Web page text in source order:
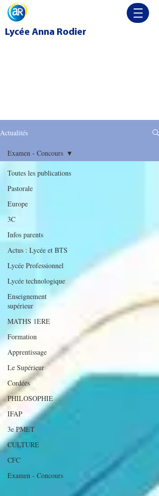
Lycée Anna Rodier
Actualités
Toutes les publications
Pastorale
Europe
3C
Infos parents
Actus : Lycée et BTS
Lycée Professionnel
Lycée technologique
Enseignement
supérieur
MATHS 1ERE
Formation
Apprentissage
Le Supérieur
Cordées
PHILOSOPHIE
IFAP
3e PMET
CULTURE
CFC
Examen - Concours
Examen - Concours